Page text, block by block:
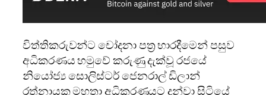
විත්තිකරුවන්ට චෝදනා පත්‍ර භාරදීමෙන් පසුව
අධිකරණය හමුවේ කරුණු දැක්වූ රජයේ
නියෝජ්‍ය සොලිස්ටර් ජෙනරාල් ඩිලාන්
රත්නායක මහතා අධිකරණයට දන්වා සිටියේ